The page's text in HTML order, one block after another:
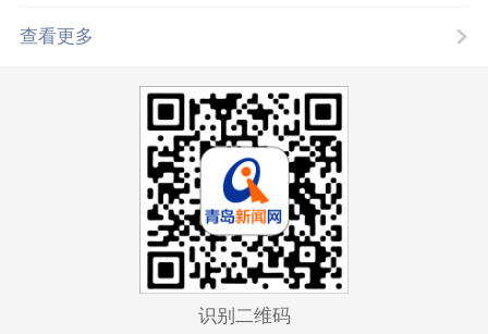
查看更多
识别二维码